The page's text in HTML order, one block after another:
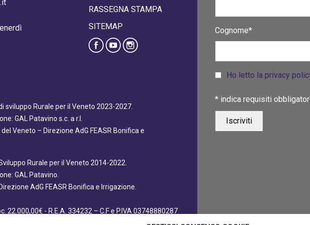
RASSEGNA STAMPA
SITEMAP
Rurale per il Veneto 2023-2027.
GAL Patavino s.c. a r.l.
Veneto – Direzione AdG FEASR Bonifica e
Rurale per il Veneto 2014-2022.
GAL Patavino.
AdG FEASR Bonifica e Irrigazione.
22.000,00€ - R.E.A. 334232 – C.F e P.IVA 03748880287
Cognome*
Ho letto la privacy
* indica requisiti